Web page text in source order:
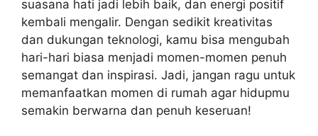
suasana hati jadi lebih baik, dan energi positif
kembali mengalir. Dengan sedikit kreativitas
dan dukungan teknologi, kamu bisa mengubah
hari-hari biasa menjadi momen-momen penuh
semangat dan inspirasi. Jadi, jangan ragu untuk
memanfaatkan momen di rumah agar hidupmu
semakin berwarna dan penuh keseruan!